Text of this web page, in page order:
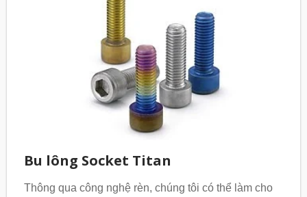
Bu lông Socket Titan
Thông qua công nghệ rèn, chúng tôi có thể làm cho